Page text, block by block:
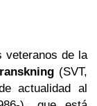
veteranos de la
(SVT,
actualidad al